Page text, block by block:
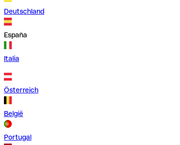
Deutschland
España
Italia
Österreich
België
Portugal